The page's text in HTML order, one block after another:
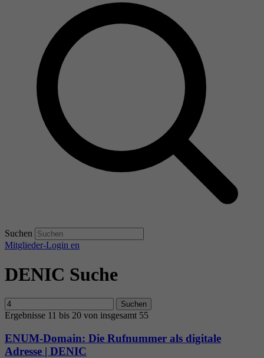
Suchen
Mitglieder-Login en
DENIC Suche
Suchen
Ergebnisse 11 bis 20 von insgesamt 55
ENUM-Domain: Die Rufnummer als digitale
Adresse | DENIC